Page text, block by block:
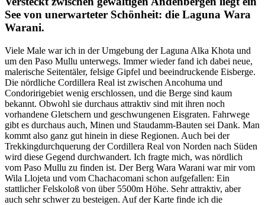
See von unerwarteter Schönheit: die Laguna Wara
Warani.
Viele Male war ich in der Umgebung der Laguna Alka Khota und
um den Paso Mullu unterwegs. Immer wieder fand ich dabei neue,
malerische Seitentäler, felsige Gipfel und beeindruckende Eisberge.
Die nördliche Cordillera Real ist zwischen Ancohuma und
Condoririgebiet wenig erschlossen, und die Berge sind kaum
bekannt. Obwohl sie durchaus attraktiv sind mit ihren noch
vorhandene Gletschern und geschwungenen Eisgraten. Fahrwege
gibt es durchaus auch, Minen und Staudamm-Bauten sei Dank. Man
kommt also ganz gut hinein in diese Regionen. Auch bei der
Trekkingdurchquerung der Cordillera Real von Norden nach Süden
wird diese Gegend durchwandert. Ich fragte mich, was nördlich
vom Paso Mullu zu finden ist. Der Berg Wara Warani war mir vom
Wila Llojeta und vom Chachacomani schon aufgefallen: Ein
stattlicher Felskoloß von über 5500m Höhe. Sehr attraktiv, aber
auch sehr schwer zu besteigen. Auf der Karte finde ich die